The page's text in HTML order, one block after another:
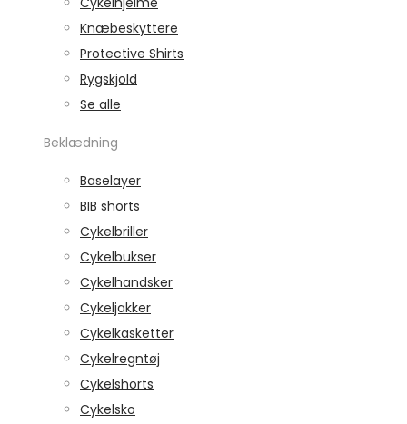
Knæbeskyttere
Protective Shirts
Rygskjold
Se alle
Beklædning
Baselayer
BIB shorts
Cykelbriller
Cykelbukser
Cykelhandsker
Cykeljakker
Cykelkasketter
Cykelregntøj
Cykelshorts
Cykelsko